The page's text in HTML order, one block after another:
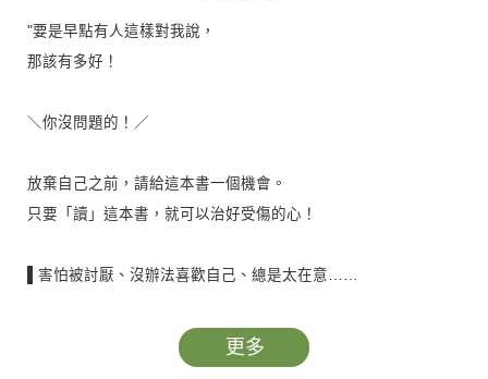
"要是早點有人這樣對我說，
那該有多好！
＼你沒問題的！／
放棄自己之前，請給這本書一個機會。
只要「讀」這本書，就可以治好受傷的心！
▌害怕被討厭、沒辦法喜歡自己、總是太在意……
(´;ω;`)：「我可以覺得好累了嗎？」
更多